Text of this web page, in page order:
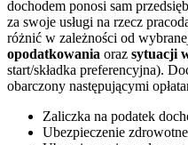
dochodem ponosi sam
za swoje usługi na rzecz
różnić w zależności od
opodatkowania oraz sytuacji
start/składka preferencyjna).
obarczony następującymi
Zaliczka na podatek
Ubezpieczenie zdrowotne